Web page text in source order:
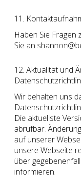
11.
Haben Sie Fragen
Sie an
12. Aktualität und
Wir behalten uns
Die aktuellste
abrufbar.
auf unserer
unsere Webseite
über
informieren.